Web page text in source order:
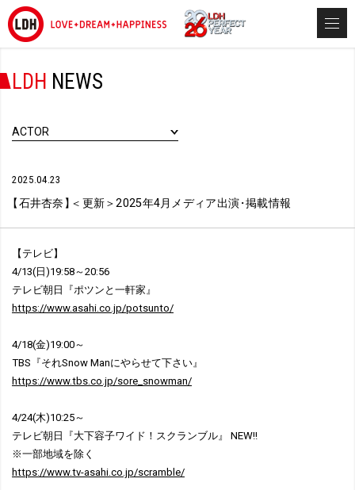
LDH NEWS
ACTOR
2025.04.23
【石井杏奈 】＜更新＞2025年4月メディア出演・掲載情報
【テレビ】
4/13(日)19:58～20:56
テレビ朝日『ポツンと一軒家』
https://www.asahi.co.jp/potsunto/
4/18(金)19:00～
TBS『それSnow Manにやらせて下さい』
https://www.tbs.co.jp/sore_snowman/
4/24(木)10:25～
テレビ朝日『大下容子ワイド！スクランブル』 NEW!!
※一部地域を除く
https://www.tv-asahi.co.jp/scramble/